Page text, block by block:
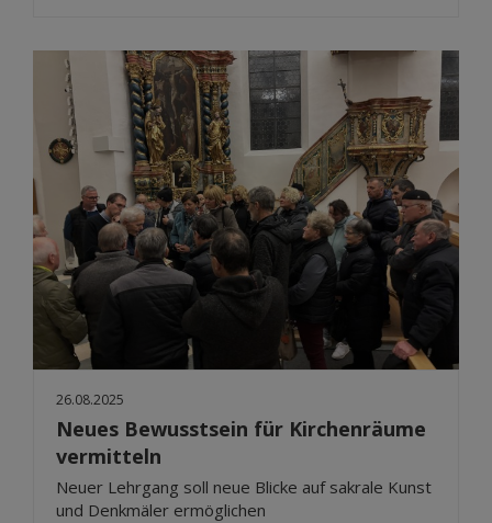
26.08.2025
Neues Bewusstsein für Kirchenräume
vermitteln
Neuer Lehrgang soll neue Blicke auf sakrale Kunst
und Denkmäler ermöglichen